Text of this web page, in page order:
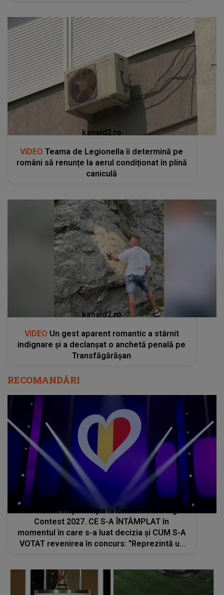
kanald2.ro
VIDEO Teama de Legionella îi determină pe
români să renunțe la aerul condiționat în plină
caniculă
kanald2.ro
VIDEO Un gest aparent romantic a stârnit
indignare și a declanșat o anchetă penală pe
Transfăgărășan
RECOMANDĂRI
România va participa la Eurovision Song
Contest 2027. CE S-A ÎNTÂMPLAT în
momentul în care s-a luat decizia și CUM S-A
VOTAT revenirea în concurs: "Reprezintă un